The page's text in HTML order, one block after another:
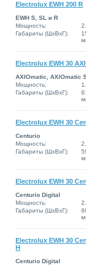
Electrolux EWH 200 R
EWH S, SL и R
Мощность:
Габариты (ШxВxГ):
Electrolux EWH 30
AXIOmatic, AXIOmatic
Мощность:
Габариты (ШxВxГ):
Electrolux EWH 30
Centurio
Мощность:
Габариты (ШxВxГ):
Electrolux EWH 30
Centurio Digital
Мощность:
Габариты (ШxВxГ):
Electrolux EWH 30
H
Centurio Digital